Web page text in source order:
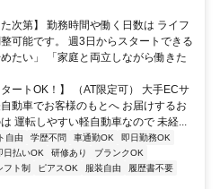
次第】 勤務時間や働く日数は ライフ
可能です。 週3日からスタートできる
たい」 「家庭と両立しながら働きた
ートOK！】 （AT限定可） 大手ECサ
動車でお客様のもとへ お届けするお
運転しやすい軽自動車なので 未経...
自由 学歴不問 車通勤OK
即日勤務OK
日払いOK 研修あり
ブランクOK
フト制 ピアスOK 服装自由
履歴書不要